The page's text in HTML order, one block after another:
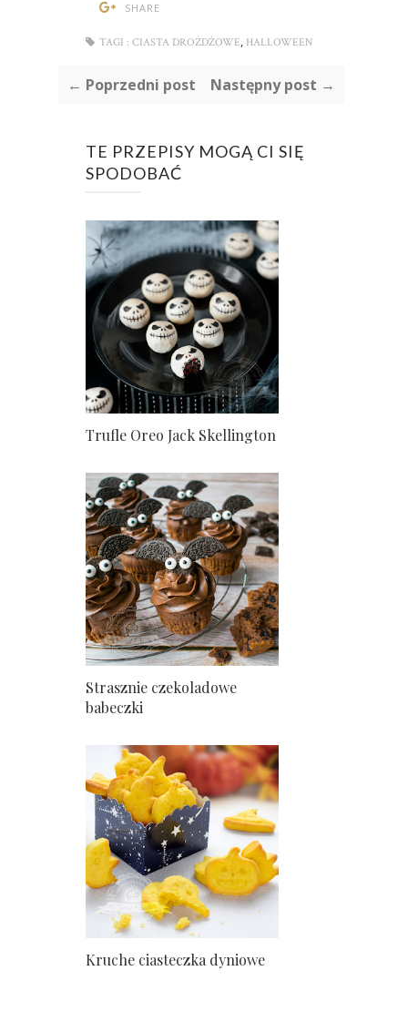
SHARE
TAGI : CIASTA DROŻDŻOWE, HALLOWEEN
← Poprzedni post Następny post →
TE PRZEPISY MOGĄ CI SIĘ
SPODOBAĆ
Trufle Oreo Jack Skellington
Strasznie czekoladowe
babeczki
Kruche ciasteczka dyniowe